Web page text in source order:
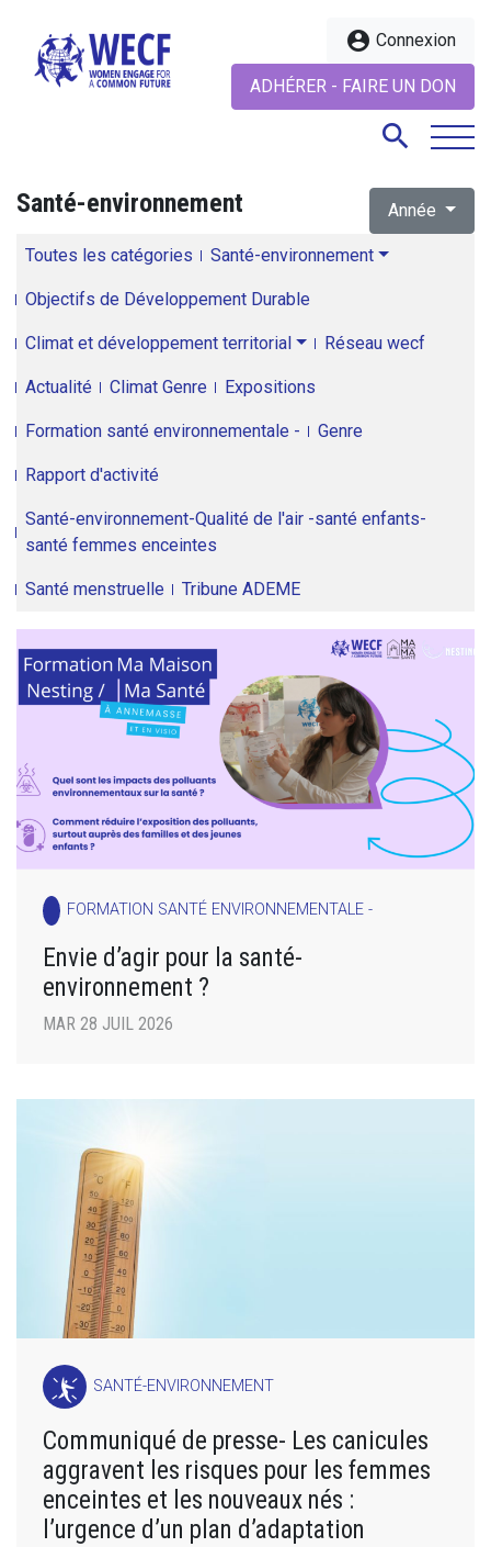
account_circle Connexion
ADHÉRER - FAIRE UN DON
search
Santé-environnement Année
Toutes les catégories Santé-environnement
Objectifs de Développement Durable
Climat et développement territorial Réseau wecf
Actualité Climat Genre Expositions
Formation santé environnementale - Genre
Rapport d'activité
Santé-environnement-Qualité de l'air -santé enfants-
santé femmes enceintes
Santé menstruelle Tribune ADEME
FORMATION SANTÉ ENVIRONNEMENTALE -
Envie d’agir pour la santé-
environnement ?
MAR 28 JUIL 2026
SANTÉ-ENVIRONNEMENT
Communiqué de presse- Les canicules
aggravent les risques pour les femmes
enceintes et les nouveaux nés :
l’urgence d’un plan d’adaptation